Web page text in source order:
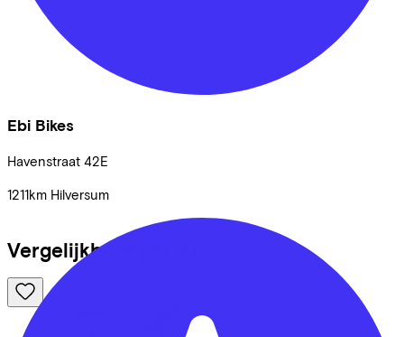
Ebi Bikes
Havenstraat 42E
1211km Hilversum
Vergelijkbare fietsen